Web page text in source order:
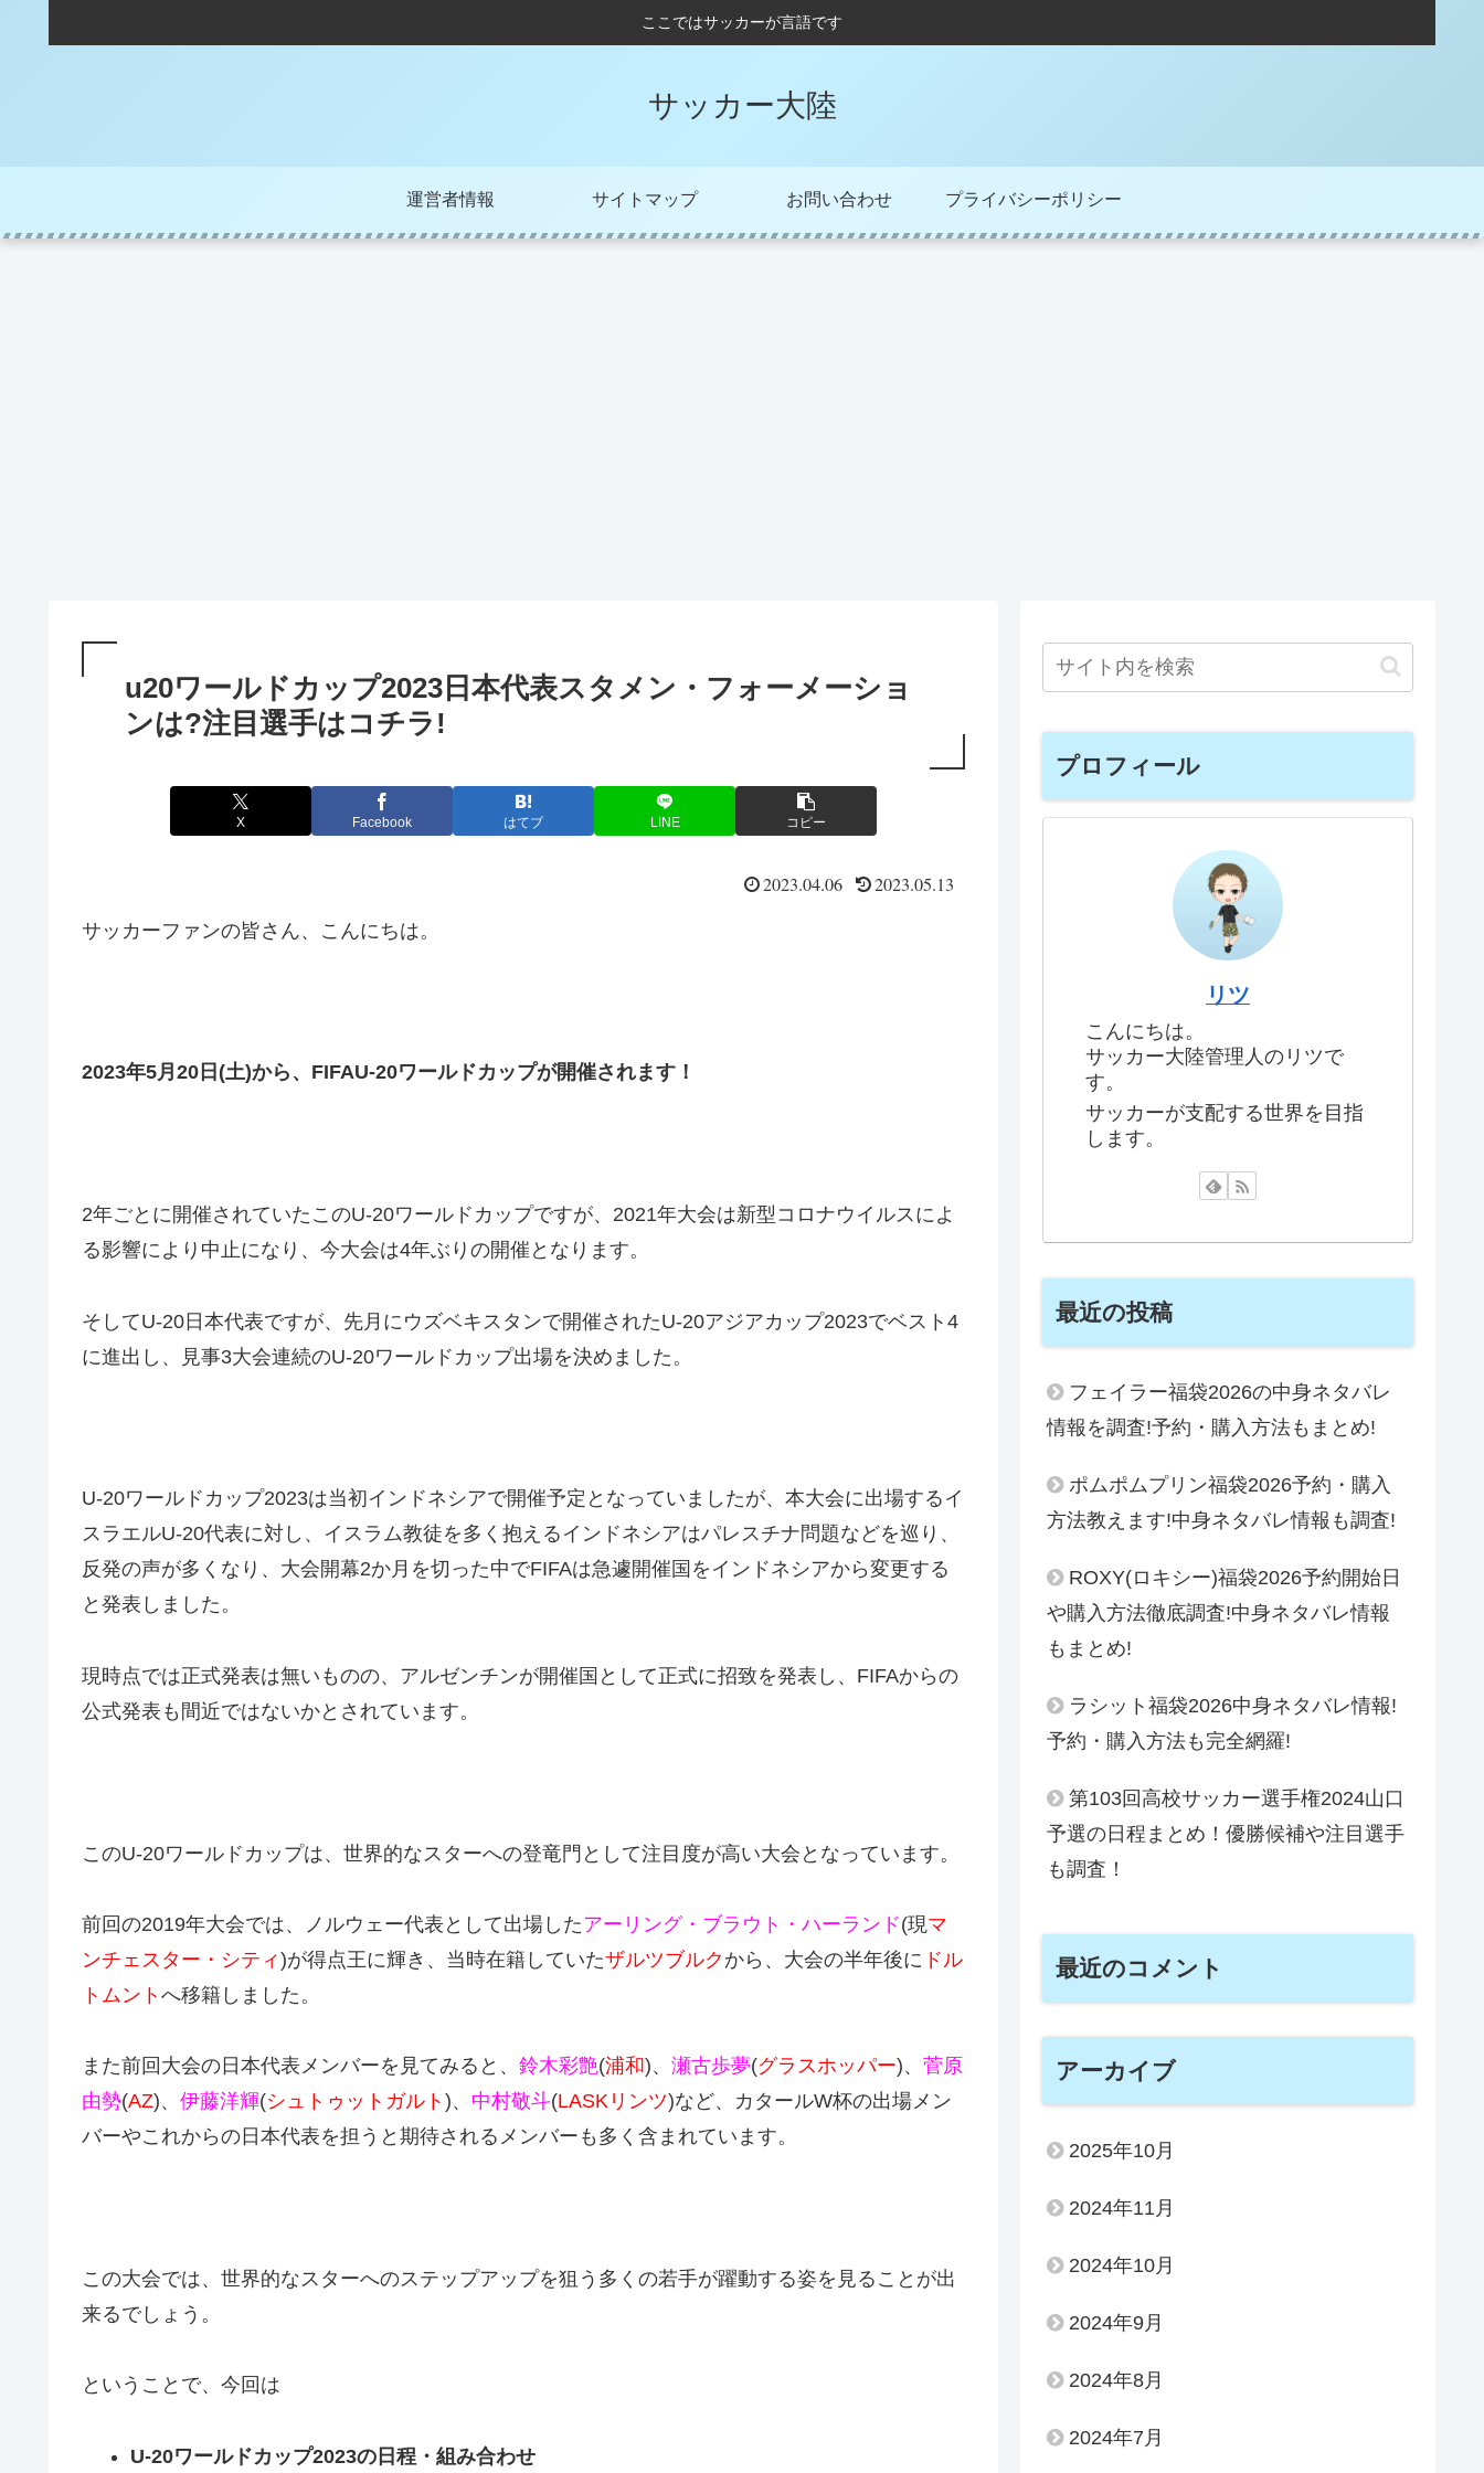
ここではサッカーが言語です
サッカー大陸
運営者情報 サイトマップ お問い合わせ プライバシーポリシー
u20ワールドカップ2023日本代表スタメン・フォーメーショ
ンは?注目選手はコチラ!
X Facebook はてブ LINE コピー
2023.04.06 2023.05.13
サッカーファンの皆さん、こんにちは。
2023年5月20日(土)から、FIFAU-20ワールドカップが開催されます！
2年ごとに開催されていたこのU-20ワールドカップですが、2021年大会は新型コロナウイルスによ
る影響により中止になり、今大会は4年ぶりの開催となります。
そしてU-20日本代表ですが、先月にウズベキスタンで開催されたU-20アジアカップ2023でベスト4
に進出し、見事3大会連続のU-20ワールドカップ出場を決めました。
U-20ワールドカップ2023は当初インドネシアで開催予定となっていましたが、本大会に出場するイ
スラエルU-20代表に対し、イスラム教徒を多く抱えるインドネシアはパレスチナ問題などを巡り、
反発の声が多くなり、大会開幕2か月を切った中でFIFAは急遽開催国をインドネシアから変更する
と発表しました。
現時点では正式発表は無いものの、アルゼンチンが開催国として正式に招致を発表し、FIFAからの
公式発表も間近ではないかとされています。
このU-20ワールドカップは、世界的なスターへの登竜門として注目度が高い大会となっています。
前回の2019年大会では、ノルウェー代表として出場したアーリング・ブラウト・ハーランド(現マ
ンチェスター・シティ)が得点王に輝き、当時在籍していたザルツブルク から、大会の半年後に ドル
トムント へ移籍しました。
また前回大会の日本代表メンバーを見てみると、 鈴木彩艶(浦和)、 瀬古歩夢(グラスホッパー)、 菅原
由勢(AZ)、 伊藤洋輝(シュトゥットガルト )、 中村敬斗(LASKリンツ)など、カタールW杯の出場メン
バーやこれからの日本代表を担うと期待されるメンバーも多く含まれています。
この大会では、世界的なスターへのステップアップを狙う多くの若手が躍動する姿を見ることが出
来るでしょう。
ということで、今回は
U-20ワールドカップ2023の日程・組み合わせ
プロフィール
リツ
こんにちは。
サッカー大陸管理人のリツで
す。
サッカーが支配する世界を目指
します。
最近の投稿
フェイラー福袋2026の中身ネタバレ
情報を調査!予約・購入方法もまとめ!
ポムポムプリン福袋2026予約・購入
方法教えます!中身ネタバレ情報も調査!
ROXY(ロキシー)福袋2026予約開始日
や購入方法徹底調査!中身ネタバレ情報
もまとめ!
ラシット福袋2026中身ネタバレ情報!
予約・購入方法も完全網羅!
第103回高校サッカー選手権2024山口
予選の日程まとめ！優勝候補や注目選手
も調査！
最近のコメント
アーカイブ
2025年10月
2024年11月
2024年10月
2024年9月
2024年8月
2024年7月